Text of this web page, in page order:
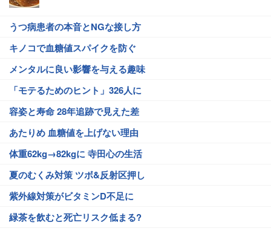
うつ病患者の本音とNGな接し方
キノコで血糖値スパイクを防ぐ
メンタルに良い影響を与える趣味
「モテるためのヒント」326人に
容姿と寿命 28年追跡で見えた差
あたりめ 血糖値を上げない理由
体重62kg→82kgに 寺田心の生活
夏のむくみ対策 ツボ&反射区押し
紫外線対策がビタミンD不足に
緑茶を飲むと死亡リスク低まる?